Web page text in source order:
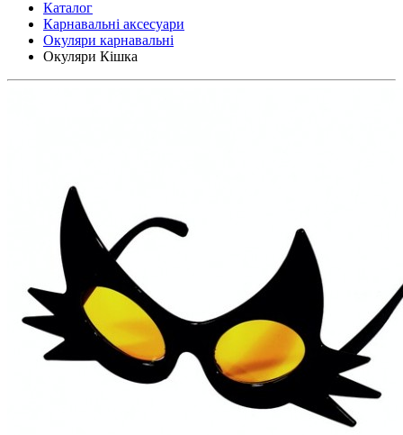
Каталог
Карнавальні аксесуари
Окуляри карнавальні
Окуляри Кішка